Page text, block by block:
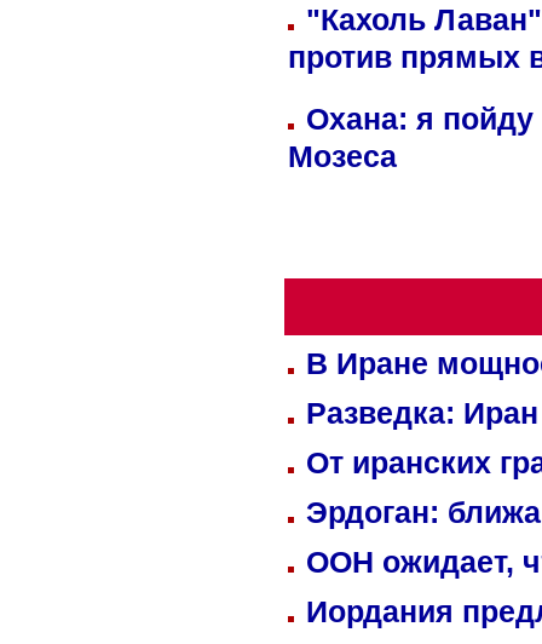
"Кахоль
против прямых
Охана: я пойду
Мозеса
В Иране
Разведка:
От иранских
Эрдоган:
ООН ожидает,
Иордания